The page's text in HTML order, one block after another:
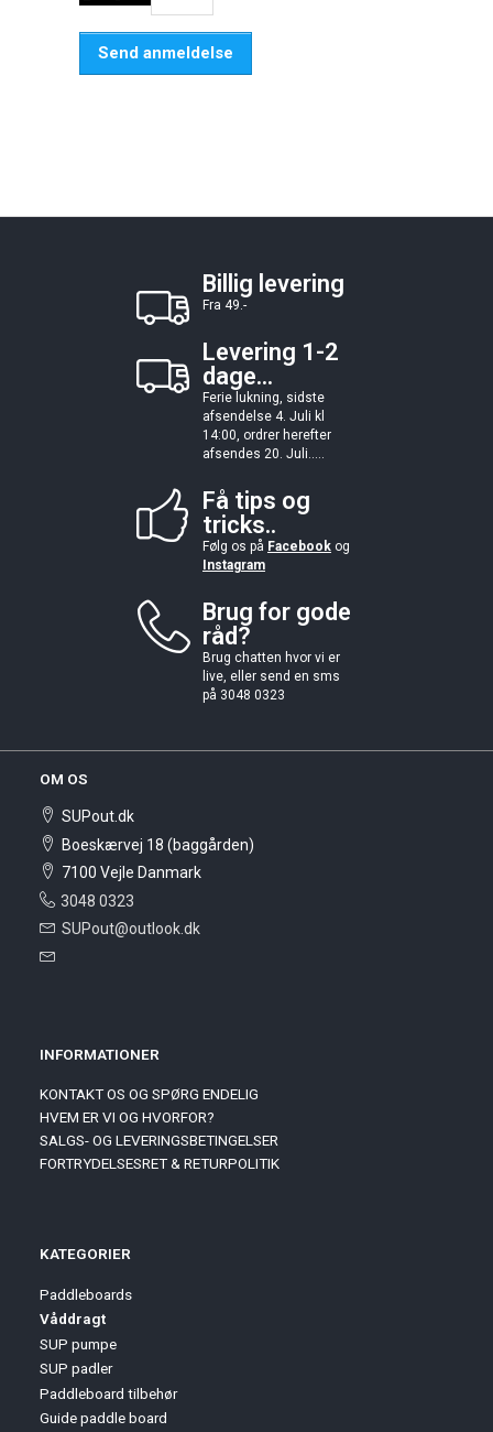
Send anmeldelse
Billig levering
Fra 49.-
Levering 1-2
dage...
Ferie lukning, sidste
afsendelse 4. Juli kl
14:00, ordrer herefter
afsendes 20. Juli.....
Få tips og
tricks..
Følg os på Facebook og
Instagram
Brug for gode
råd?
Brug chatten hvor vi er
live, eller send en sms
på 3048 0323
OM OS
SUPout.dk
Boeskærvej 18 (baggården)
7100 Vejle Danmark
3048 0323
SUPout@outlook.dk
INFORMATIONER
KONTAKT OS OG SPØRG ENDELIG
HVEM ER VI OG HVORFOR?
SALGS- OG LEVERINGSBETINGELSER
FORTRYDELSESRET & RETURPOLITIK
KATEGORIER
Paddleboards
Våddragt
SUP pumpe
SUP padler
Paddleboard tilbehør
Guide paddle board